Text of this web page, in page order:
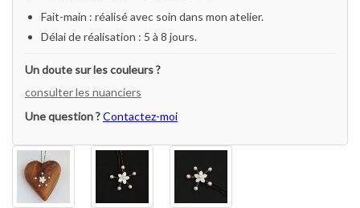
Fait-main : réalisé avec soin dans mon atelier.
Délai de réalisation : 5 à 8 jours.
Un doute sur les couleurs ?
consulter les nuanciers
Une question ?Contactez-moi